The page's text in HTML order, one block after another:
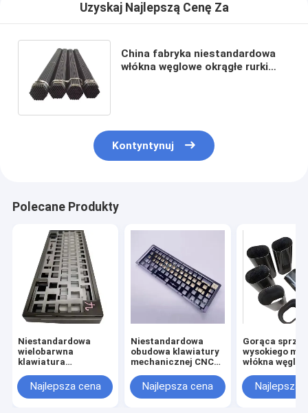
Uzyskaj Najlepszą Cenę Za
China fabryka niestandardowa
włókna węglowe okrągłe rurki
Kontyntynuj
Polecane Produkty
Niestandardowa
wielobarwna
klawiatura
aluminium Pudełko
klawiatury płytki Cnc
Najlepsza cena
Niestandardowa
obudowa klawiatury
mechanicznej CNC
aluminiowej
anodowanej do 60%
Najlepsza cena
Gorąca
wysokiego
włókna
Najlepsza